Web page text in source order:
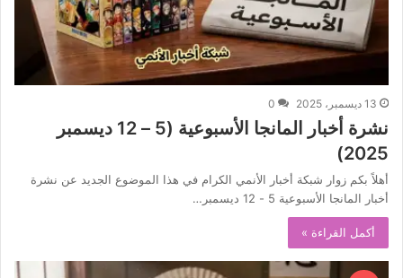
13 ديسمبر، 2025 0
نشرة أخبار المانجا الأسبوعية (5 – 12 ديسمبر
2025)
أهلاً بكم زوار شبكة أخبار الأنمي الكرام في هذا الموضوع الجديد عن نشرة
أخبار المانجا الأسبوعية 5 - 12 ديسمبر…
أكمل القراءة »